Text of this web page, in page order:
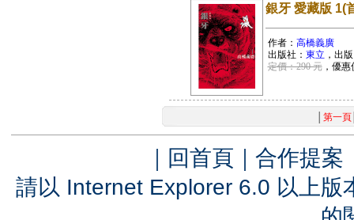
銀牙 愛藏版 1(
作者： 高橋義廣
出版社： 東立 ，出
定價：290 元，優惠
第一頁
｜ 回首頁 ｜ 合作提案
請以 Internet Explorer 6.0 以上